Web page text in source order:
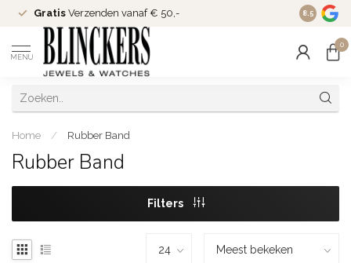
Gratis Verzenden vanaf € 50,- Since
8.5
MENU
0
Home / Rubber Band
Rubber Band
Filters